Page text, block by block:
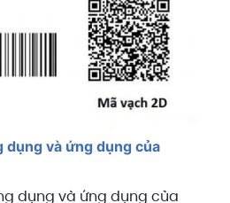
dụng và ứng dụng của
dụng và ứng dụng của